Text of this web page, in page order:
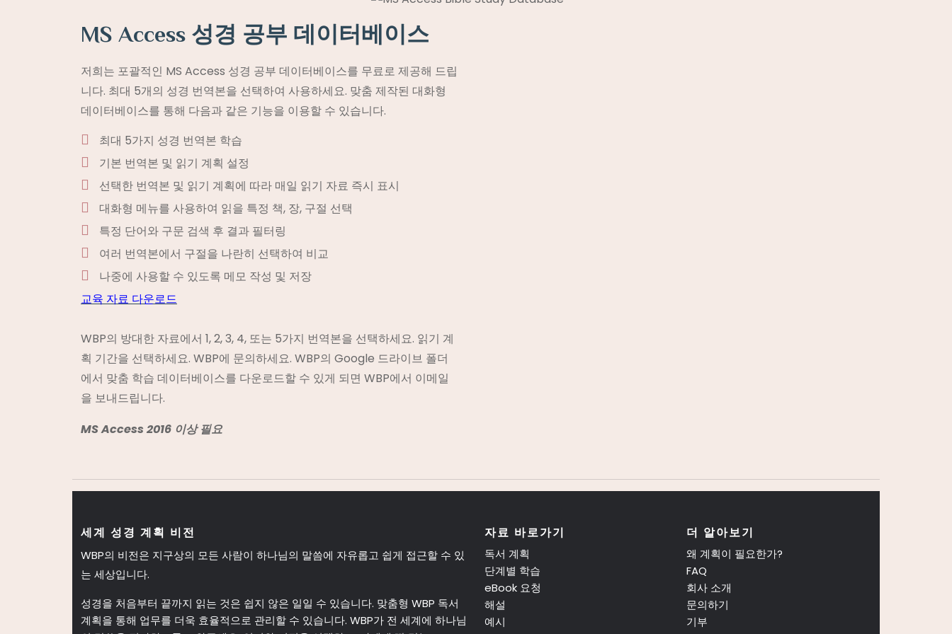
MS Access 성경 공부 데이터베이스
저희는 포괄적인 MS Access 성경 공부 데이터베이스를 무료로 제공해 드립
니다. 최대 5개의 성경 번역본을 선택하여 사용하세요. 맞춤 제작된 대화형
데이터베이스를 통해 다음과 같은 기능을 이용할 수 있습니다.
최대 5가지 성경 번역본 학습
기본 번역본 및 읽기 계획 설정
선택한 번역본 및 읽기 계획에 따라 매일 읽기 자료 즉시 표시
대화형 메뉴를 사용하여 읽을 특정 책, 장, 구절 선택
특정 단어와 구문 검색 후 결과 필터링
여러 번역본에서 구절을 나란히 선택하여 비교
나중에 사용할 수 있도록 메모 작성 및 저장
교육 자료 다운로드
WBP의 방대한 자료에서 1, 2, 3, 4, 또는 5가지 번역본을 선택하세요. 읽기 계
획 기간을 선택하세요. WBP에 문의하세요. WBP의 Google 드라이브 폴더
에서 맞춤 학습 데이터베이스를 다운로드할 수 있게 되면 WBP에서 이메일
을 보내드립니다.
MS Access 2016 이상 필요
세계 성경 계획 비전
WBP의 비전은 지구상의 모든 사람이 하나님의 말씀에 자유롭고 쉽게 접근할 수 있
는 세상입니다.
성경을 처음부터 끝까지 읽는 것은 쉽지 않은 일일 수 있습니다. 맞춤형 WBP 독서
계획을 통해 업무를 더욱 효율적으로 관리할 수 있습니다. WBP가 전 세계에 하나님
자료 바로가기
독서 계획
단계별 학습
eBook 요청
해설
예시
더 알아보기
왜 계획이 필요한가?
FAQ
회사 소개
문의하기
기부